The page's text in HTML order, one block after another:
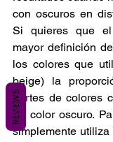
con oscuros en
Si quieres que
mayor definición
los colores que
beige) la
partes de colores
de color oscuro.
simplemente
REVIEWS